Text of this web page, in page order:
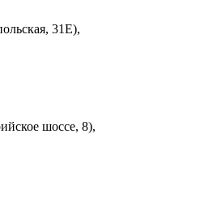
31Е),
шоссе, 8),